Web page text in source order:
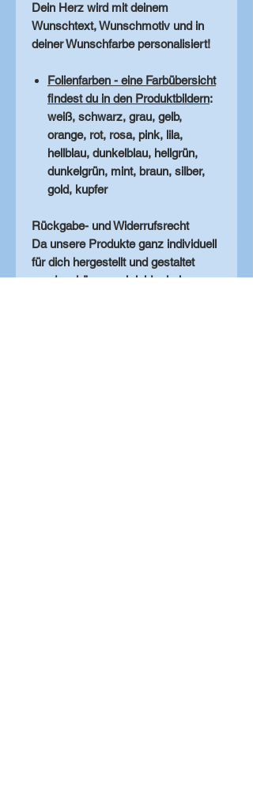
Dein Herz wird mit deinem
Wunschtext, Wunschmotiv und in
deiner Wunschfarbe personalisiert!
Folienfarben - eine Farbübersicht
findest du in den Produktbildern:
weiß, schwarz, grau, gelb,
orange, rot, rosa, pink, lila,
hellblau, dunkelblau, hellgrün,
dunkelgrün, mint, braun, silber,
gold, kupfer
Rückgabe- und Widerrufsrecht
Da unsere Produkte ganz individuell
für dich hergestellt und gestaltet
werden, können wir leider kein